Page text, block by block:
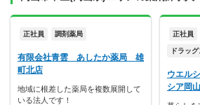
正社員 調剤薬局
有限会社青雲 あしたか薬局 雄
町北店
地域に根差した薬局を複数展開して
いる法人です！
正社員
ドラッ
ウエル
シア岡